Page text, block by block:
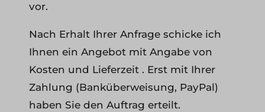
vor.
Nach Erhalt Ihrer Anfrage schicke ich
Ihnen ein Angebot mit Angabe von
Kosten und Lieferzeit . Erst mit Ihrer
Zahlung (Banküberweisung, PayPal)
haben Sie den Auftrag erteilt.